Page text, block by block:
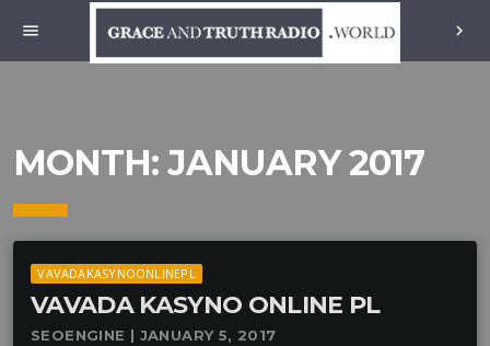
menu chevron_right
MONTH:JANUARY 2017
VAVADAKASYNOONLINEPL
VAVADA KASYNO ONLINE PL
SEOENGINE | JANUARY 5, 2017